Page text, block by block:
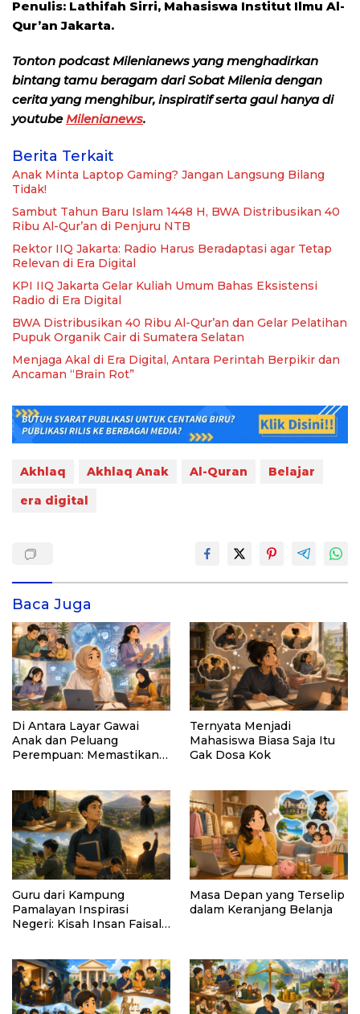
Penulis: Lathifah Sirri, Mahasiswa Institut Ilmu Al-
Qur’an Jakarta.
Tonton podcast Milenianews yang menghadirkan
bintang tamu beragam dari Sobat Milenia dengan
cerita yang menghibur, inspiratif serta gaul hanya di
youtubeMilenianews.
Berita Terkait
Anak Minta Laptop Gaming? Jangan Langsung Bilang
Tidak!
Sambut Tahun Baru Islam 1448 H, BWA Distribusikan 40
Ribu Al-Qur’an di Penjuru NTB
Rektor IIQ Jakarta: Radio Harus Beradaptasi agar Tetap
Relevan di Era Digital
KPI IIQ Jakarta Gelar Kuliah Umum Bahas Eksistensi
Radio di Era Digital
BWA Distribusikan 40 Ribu Al-Qur’an dan Gelar Pelatihan
Pupuk Organik Cair di Sumatera Selatan
Menjaga Akal di Era Digital, Antara Perintah Berpikir dan
Ancaman “Brain Rot”
Akhlaq Akhlaq Anak Al-Quran
Belajar
era digital
Baca Juga
Di Antara Layar Gawai
Anak dan Peluang
Perempuan: Memastikan
Ternyata Menjadi
Mahasiswa Biasa Saja Itu
Gak Dosa Kok
Guru dari Kampung
Pamalayan Inspirasi
Negeri: Kisah Insan Faisal
Pelosok Negeri”
Masa Depan yang Terselip
dalam Keranjang Belanja